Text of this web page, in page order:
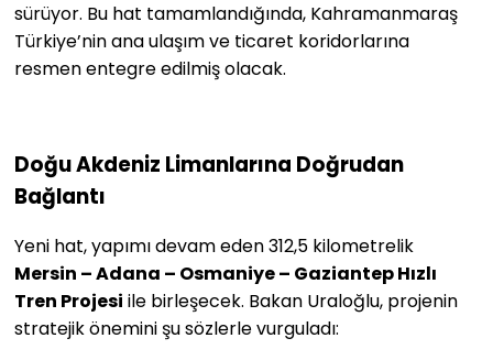
sürüyor. Bu hat tamamlandığında, Kahramanmaraş
Türkiye’nin ana ulaşım ve ticaret koridorlarına
resmen entegre edilmiş olacak.
Doğu Akdeniz Limanlarına Doğrudan
Bağlantı
Yeni hat, yapımı devam eden 312,5 kilometrelik
Mersin – Adana – Osmaniye – Gaziantep Hızlı
Tren Projesi ile birleşecek. Bakan Uraloğlu, projenin
stratejik önemini şu sözlerle vurguladı: